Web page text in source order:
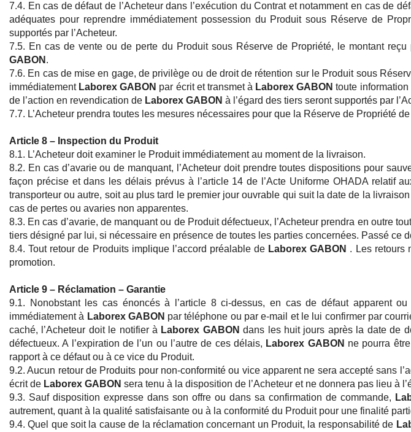
QUI
NOS
7.4. En cas de défaut de l’Acheteur dans l’exécution du Contrat et notamment en cas de
adéquates pour reprendre immédiatement possession du Produit sous Réserve de
supportés par l’Acheteur.
7.5. En cas de vente ou de perte du Produit sous Réserve de Propriété, le montant
GABON .
7.6. En cas de mise en gage, de privilège ou de droit de rétention sur le Produit sous
immédiatement Laborex GABON par écrit et transmet à Laborex GABON toute
de l’action en revendication de Laborex GABON à l’égard des tiers seront supportés par
7.7. L’Acheteur prendra toutes les mesures nécessaires pour que la Réserve de Propriété de
Article 8 – Inspection du Produit
8.1. L’Acheteur doit examiner le Produit immédiatement au moment de la livraison.
8.2. En cas d’avarie ou de manquant, l’Acheteur doit prendre toutes dispositions pour
façon précise et dans les délais prévus à l’article 14 de l’Acte Uniforme OHADA relatif
transporteur ou autre, soit au plus tard le premier jour ouvrable qui suit la date de la
cas de pertes ou avaries non apparentes.
8.3. En cas d’avarie, de manquant ou de Produit défectueux, l’Acheteur prendra en outre
tiers désigné par lui, si nécessaire en présence de toutes les parties concernées. Passé ce
8.4. Tout retour de Produits implique l’accord préalable de Laborex GABON . Les retours
promotion.
Article 9 – Réclamation – Garantie
9.1. Nonobstant les cas énoncés à l’article 8 ci-dessus, en cas de défaut apparent
immédiatement à Laborex GABON par téléphone ou par e-mail et le lui confirmer par
caché, l’Acheteur doit le notifier à Laborex GABON dans les huit jours après la date de
défectueux. A l’expiration de l’un ou l’autre de ces délais, Laborex GABON ne pourra
rapport à ce défaut ou à ce vice du Produit.
9.2. Aucun retour de Produits pour non-conformité ou vice apparent ne sera accepté sans
écrit de Laborex GABON sera tenu à la disposition de l’Acheteur et ne donnera pas lieu à
9.3. Sauf disposition expresse dans son offre ou dans sa confirmation de commande,
autrement, quant à la qualité satisfaisante ou à la conformité du Produit pour une finalité
9.4. Quel que soit la cause de la réclamation concernant un Produit, la responsabilité de